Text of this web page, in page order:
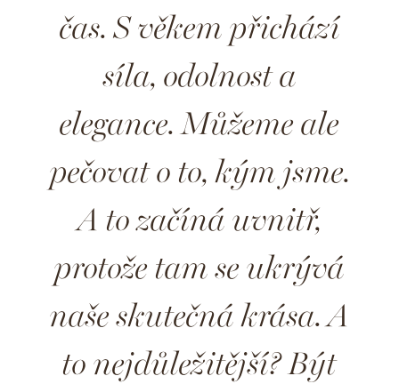
čas. S věkem přichází
síla, odolnost a
elegance. Můžeme ale
pečovat o to, kým jsme.
A to začíná uvnitř,
protože tam se ukrývá
naše skutečná krása. A
to nejdůležitější? Být